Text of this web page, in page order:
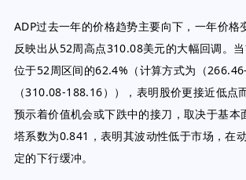
ADP过去一年的价格趋势主要向下，一年价格
反映出从52周高点310.08美元的大幅回调。
位于52周区间的62.4%（计算方式为（
（310.08-188.16）），表明股价更接近低点
预示着价值机会或下跌中的接刀，取决于基本
塔系数为0.841，表明其波动性低于市场，在
定的下行缓冲。